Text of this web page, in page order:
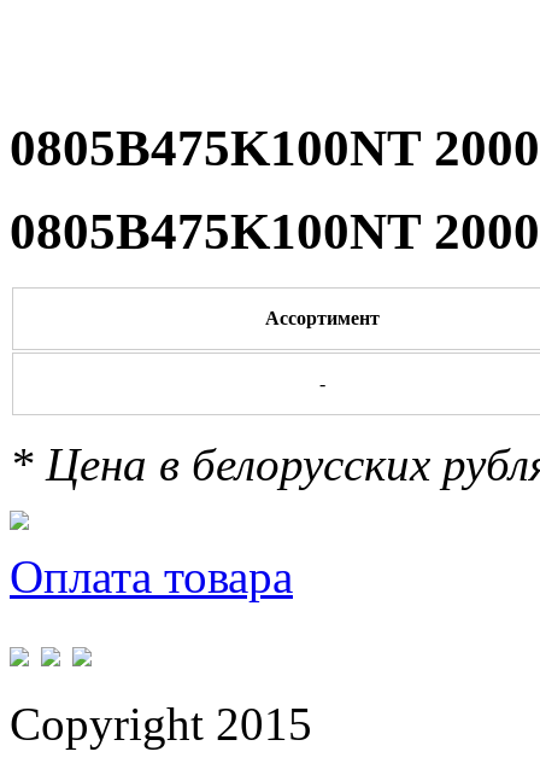
0805B475K100NT
0805B475K100NT
Ассортимент
-
* Цена в белорусских
Оплата товара
Copyright 2015